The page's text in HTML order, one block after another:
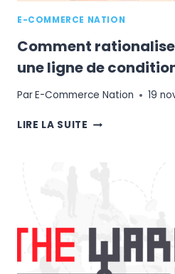
E-COMMERCE NATION
Comment
une ligne de
ParE-Commerce Nation 19
LIRE LA SUITE COMMENT